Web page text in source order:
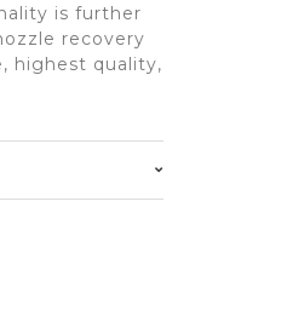
is further
recovery
highest quality,